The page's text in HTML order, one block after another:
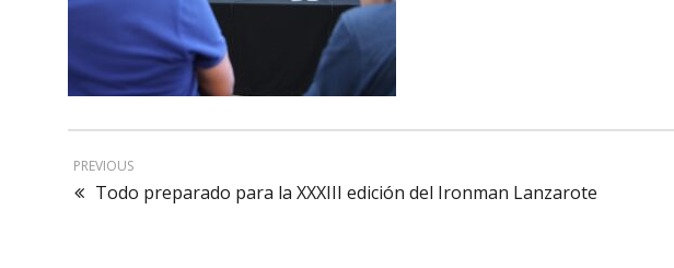
PREVIOUS
Todo preparado para la XXXIII edición del Ironman Lanzarote